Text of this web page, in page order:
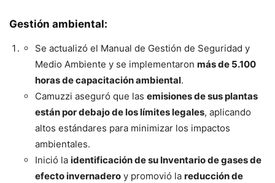
Gestión ambiental:
Se actualizó el Manual de Gestión de Seguridad y
Medio Ambiente y se implementaron más de 5.100
horas de capacitación ambiental.
Camuzzi aseguró que las emisiones de sus plantas
están por debajo de los límites legales, aplicando
altos estándares para minimizar los impactos
ambientales.
Inició la identificación de su Inventario de gases de
efecto invernadero y promovió la reducción de